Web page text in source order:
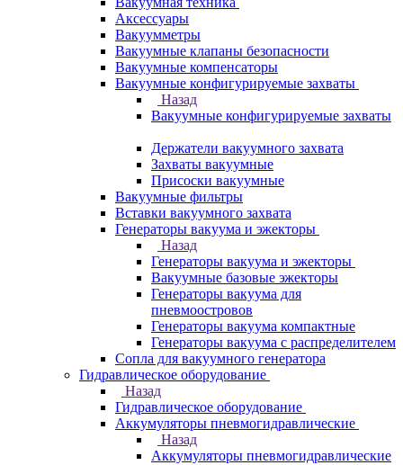
Аксессуары
Вакуумметры
Вакуумные клапаны безопасности
Вакуумные компенсаторы
Вакуумные конфигурируемые захваты
Назад
Вакуумные конфигурируемые захваты
Держатели вакуумного захвата
Захваты вакуумные
Присоски вакуумные
Вакуумные фильтры
Вставки вакуумного захвата
Генераторы вакуума и эжекторы
Назад
Генераторы вакуума и эжекторы
Вакуумные базовые эжекторы
Генераторы вакуума для
пневмоостровов
Генераторы вакуума компактные
Генераторы вакуума с распределителем
Сопла для вакуумного генератора
Гидравлическое оборудование
Назад
Гидравлическое оборудование
Аккумуляторы пневмогидравлические
Назад
Аккумуляторы пневмогидравлические